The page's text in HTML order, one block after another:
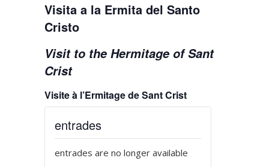
Visita a la Ermita del Santo
Cristo
Visit to the Hermitage of Sant
Crist
Visite à l’Ermitage de Sant Crist
entrades
entrades are no longer available